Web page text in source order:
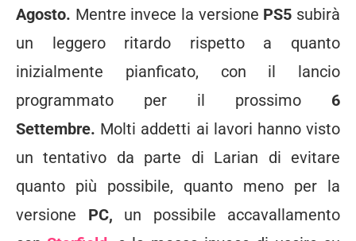
Agosto. Mentre invece la versione PS5 subirà
un leggero ritardo rispetto a quanto
inizialmente pianficato, con il lancio
programmato per il prossimo 6
Settembre. Molti addetti ai lavori hanno visto
un tentativo da parte di Larian di evitare
quanto più possibile, quanto meno per la
versione PC, un possibile accavallamento